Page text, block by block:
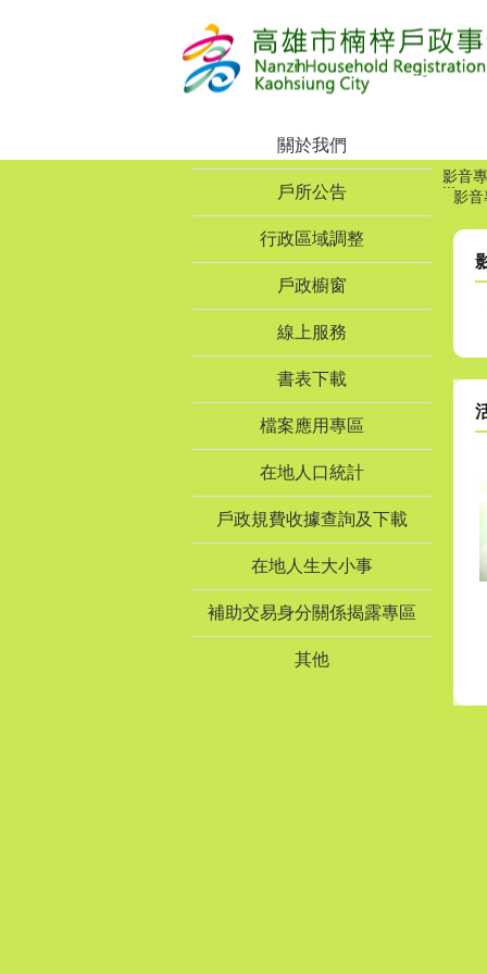
關於我們
戶所公告
行政區域調整
戶政櫥窗
線上服務
書表下載
檔案應用專區
在地人口統計
戶政規費收據查詢及下載
在地人生大小事
補助交易身分關係揭露專區
其他
:::
影音
影音